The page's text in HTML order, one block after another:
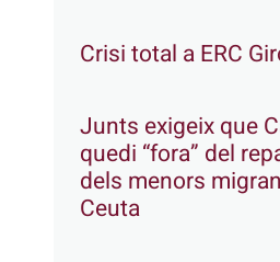
Crisi total a ERC
Junts exigeix que
quedi “fora” del
dels menors
Ceuta